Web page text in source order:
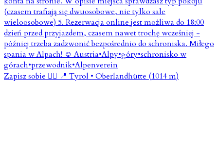
Zapisz sobie 👇🏼 📍 Tyrol • Oberlandhütte (1014 m)